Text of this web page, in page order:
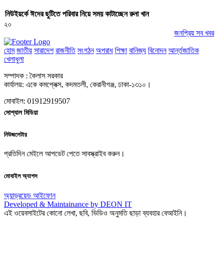
নিউইয়র্কে ঈদের ছুটিতে পরিবার নিয়ে সময় কাটাচ্ছেন রুনা খান
২০
জনপ্রিয় সব খবর
হোম জাতীয় সারাদেশ রাজনীতি সংগঠন অপরাধ শিক্ষা বানিজ্য বিনোদন আর্ন্তজাতিক
খেলাধুলা
সম্পাদক : কৈলাস সরকার
কার্যালয়: একে কমপ্লেক্স, কদমতলী, কেরানীগঞ্জ, ঢাকা-১৩১০।
মোবাইল: 01912919507
সোশ্যাল মিডিয়া
নিউজলেটার
প্রতিদিন মেইলে আপডেট পেতে সাবস্ক্রাইব করুন।
মোবাইল অ্যাপস
অ্যান্ড্রয়েড আইফোন
Developed & Maintainance by DEON IT
এই ওয়েবসাইটের কোনো লেখা, ছবি, ভিডিও অনুমতি ছাড়া ব্যবহার বেআইনি।